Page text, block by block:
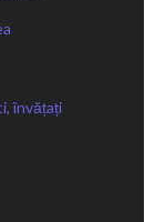
învățați